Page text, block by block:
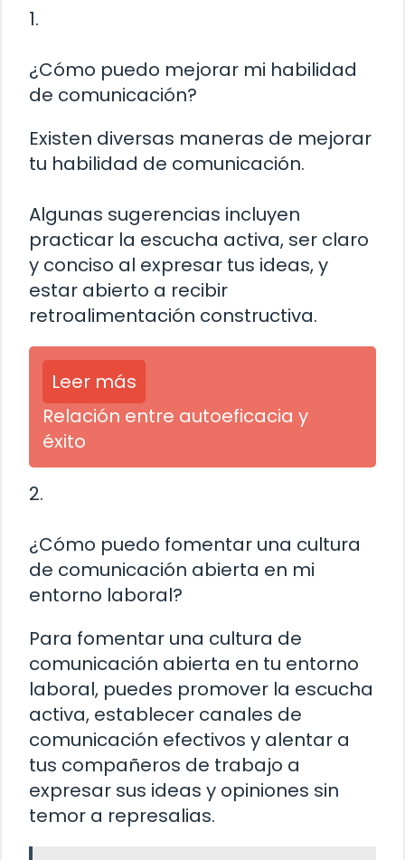
1.
¿Cómo puedo mejorar mi habilidad
de comunicación?
Existen diversas maneras de mejorar
tu habilidad de comunicación.
Algunas sugerencias incluyen
practicar la escucha activa, ser claro
y conciso al expresar tus ideas, y
estar abierto a recibir
retroalimentación constructiva.
Leer más
Relación entre autoeficacia y
éxito
2.
¿Cómo puedo fomentar una cultura
de comunicación abierta en mi
entorno laboral?
Para fomentar una cultura de
comunicación abierta en tu entorno
laboral, puedes promover la escucha
activa, establecer canales de
comunicación efectivos y alentar a
tus compañeros de trabajo a
expresar sus ideas y opiniones sin
temor a represalias.